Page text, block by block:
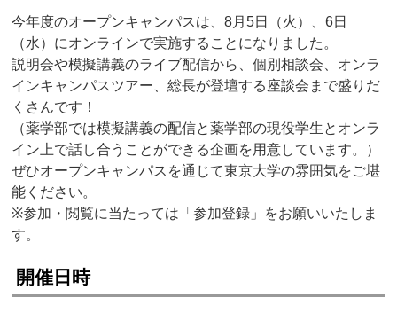
今年度のオープンキャンパスは、8月5日（火）、6日
（水）にオンラインで実施することになりました。
説明会や模擬講義のライブ配信から、個別相談会、オンラ
インキャンパスツアー、総長が登壇する座談会まで盛りだ
くさんです！
（薬学部では模擬講義の配信と薬学部の現役学生とオンラ
イン上で話し合うことができる企画を用意しています。）
ぜひオープンキャンパスを通じて東京大学の雰囲気をご堪
能ください。
※参加・閲覧に当たっては「参加登録」をお願いいたしま
す。
開催日時